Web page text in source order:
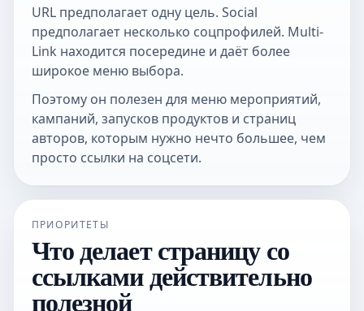
URL предполагает одну цель. Social
предполагает несколько соцпрофилей. Multi-
Link находится посередине и даёт более
широкое меню выбора.
Поэтому он полезен для меню мероприятий,
кампаний, запусков продуктов и страниц
авторов, которым нужно нечто большее, чем
просто ссылки на соцсети.
ПРИОРИТЕТЫ
Что делает страницу со
ссылками действительно
полезной